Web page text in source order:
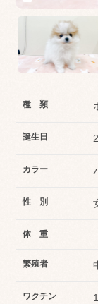
種 類
誕生日
カラー
性 別
体 重
繁殖者
ワクチン